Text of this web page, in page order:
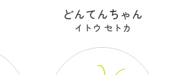
どんてんちゃん
イトウ セトカ